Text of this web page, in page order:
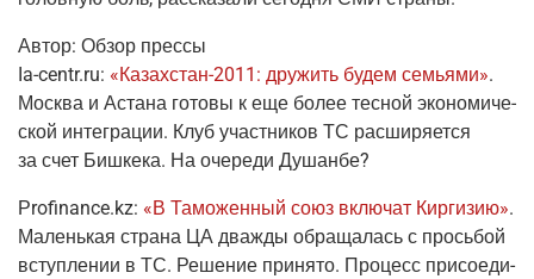
Автор: Обзор прес­сы
Ia-centr.ru: «Казах­стан-2011 : дру­жить будем семья­ми».
Москва и Аста­на гото­вы к еще более тес­ной эко­но­ми­че­
ской инте­гра­ции. Клуб участ­ни­ков ТС рас­ши­ря­ет­ся
за счет Биш­ке­ка. На оче­ре­ди Душанбе?
Рrofinance.kz: «В Тамо­жен­ный союз вклю­чат Кир­ги­зию».
Малень­кая стра­на ЦА два­жды обра­ща­лась с прось­бой
вступ­ле­нии в ТС. Реше­ние при­ня­то. Про­цесс при­со­еди­